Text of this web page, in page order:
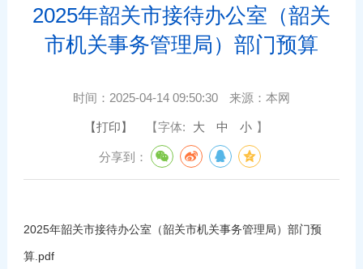
2025年韶关市接待办公室（韶关
市机关事务管理局）部门预算
时间： 2025-04-14 09:50:30 来源： 本网
【打印】 【字体: 大 中 小 】
分享到：
2025年韶关市接待办公室（韶关市机关事务管理局）部门预
算.pdf